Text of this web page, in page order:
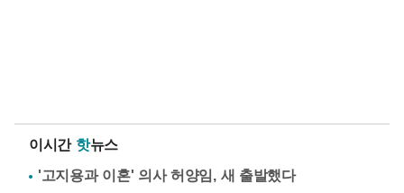
이시간 핫뉴스
'고지용과 이혼' 의사 허양임, 새 출발했다